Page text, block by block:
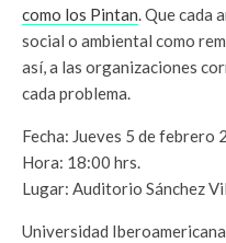
como los Pintan. Que cada
social o ambiental como
así, a las organizaciones
cada problema.
Fecha: Jueves 5 de febrero
Hora: 18:00 hrs.
Lugar: Auditorio Sánchez
Universidad Iberoamericana